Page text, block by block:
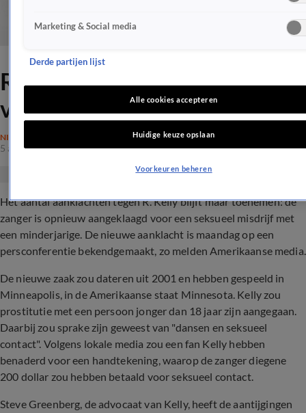
R. Kelly wéér aangeklaagd
voor seksueel wangedrag
NIEUWS
5 aug 2019, 22:10
Het aantalaanklachten tegen R. Kellyblijft maar toenemen: de
zanger is opnieuw aangeklaagd voor een seksueel misdrijf met
een minderjarige. De nieuwe aanklacht is maandag op een
persconferentie bekendgemaakt, zo melden Amerikaanse media.
De nieuwe zaak zou dateren uit 2001 en hebben gespeeld in
Minneapolis, in de Amerikaanse staat Minnesota. Kelly zou
prostitutie met een persoon jonger dan 18 jaar zijn aangegaan.
Daarbij zou sprake zijn geweest van "dansen en seksueel
contact". Volgens lokale media zou een fan Kelly hebben
benaderd voor een handtekening, waarop de zanger diegene
200 dollar zou hebben betaald voor seksueel contact.
Steve Greenberg, de advocaat van Kelly, heeft de aantijgingen
Marketing & Social media
Derde partijen lijst
Alle cookies accepteren
Huidige keuze opslaan
Voorkeuren beheren